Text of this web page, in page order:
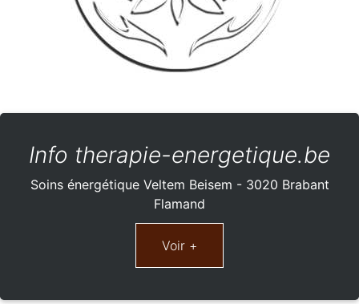
Info therapie-energetique.be
Soins énergétique Veltem Beisem - 3020 Brabant
Flamand